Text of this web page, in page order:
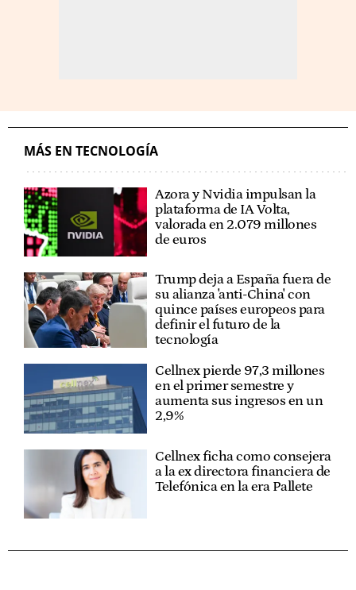
MÁS EN TECNOLOGÍA
Azora y Nvidia impulsan la
plataforma de IA Volta,
valorada en 2.079 millones
de euros
Trump deja a España fuera de
su alianza 'anti-China' con
quince países europeos para
definir el futuro de la
tecnología
Cellnex pierde 97,3 millones
en el primer semestre y
aumenta sus ingresos en un
2,9%
Cellnex ficha como consejera
a la ex directora financiera de
Telefónica en la era Pallete